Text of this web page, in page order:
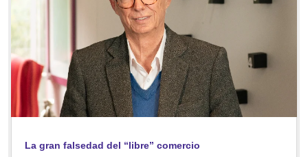
La gran falsedad del “libre” comercio